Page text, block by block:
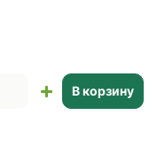
В корзину